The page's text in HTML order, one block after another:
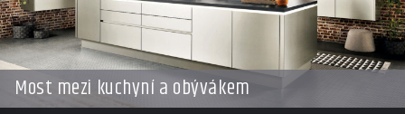
Most mezi kuchyní a obývákem